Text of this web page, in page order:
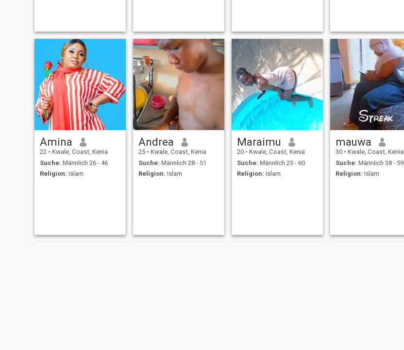
Amina
22 • Kwale, Coast, Kenia
Suche: Männlich 26 - 46
Religion: Islam
Andrea
25 • Kwale, Coast, Kenia
Suche: Männlich 28 - 51
Religion: Islam
Maraimu
20 • Kwale, Coast, Kenia
Suche: Männlich 23 - 60
Religion: Islam
mauwa
30 • Kwale, Coast, Kenia
Suche: Männlich 38 - 59
Religion: Islam